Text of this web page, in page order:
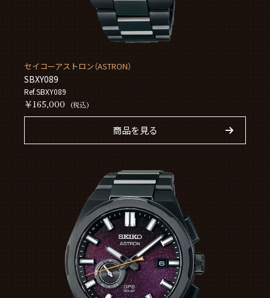
セイコーアストロン（ASTRON）
SBXY089
Ref.SBXY089
￥165,000 (税込)
商品を見る